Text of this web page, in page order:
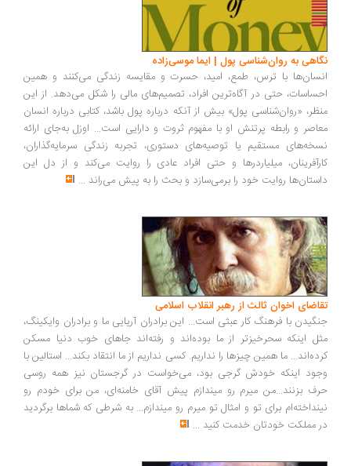
به روان‌شناسی پول | ایما موسی‌زاده
با ترس، طمع، امید، حسرت و مقایسه زندگی می‌کنند و همین
حتی در آگاه‌ترین افراد، تصمیم‌های مالی را شکل می‌دهد. از این
«روان‌شناسی پول» بیش از آنکه درباره پول باشد، کتابی درباره انسان
و رابطه پرتنش او با مفهوم ثروت و دارایی است... اوزل به‌جای ارائه
مستقیم یا توصیه‌های دستوری، تجربه زندگی سرمایه‌گذاران،
میلیاردرها و حتی افراد عادی را روایت می‌کند و از دل این
روایت خود را برمی‌سازد و بحث را به پیش می‌راند...
اخوان ثالث از رهبر انقلاب اسلامی
با فرهنگ کار عبثی است... این برادران آریایی ما و برادران وایکینگ،
اینکه سحرخیزتر از ما بوده‌اند و رفته‌اند جاهای خوب دنیا مسکن
ما همین چیزها را نداریم. کسی نداریم از ما انتقاد بکند... استالین با
اینکه خودش گرجی بود، می‌خواست در گرجستان نیز همه روسی
بزنند...من میرم رو میندازم پیش آقای خامنه‌ای، من برای خودم رو
برای تو و امثال تو میرم رو میندازم... به شرطی که شماها برگردید
مملکت خودتان خدمت کنید...